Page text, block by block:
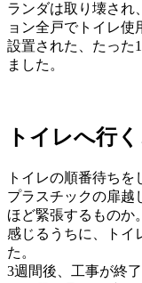
ランダは取り壊され
ョン全戸でトイレ使
設置された、たった
ました。
トイレへ行
トイレの順番待ち
プラスチックの扉越
ほど緊張するものか
感じるうちに、トイ
た。
3週間後、工事が終